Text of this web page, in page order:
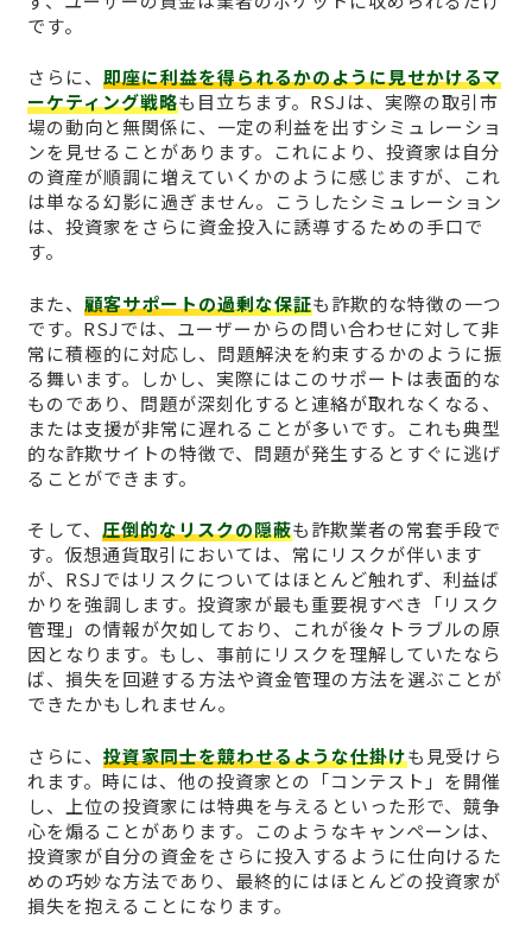
です。
さらに、 即座に利益を得られるかのように見せかけるマ
ーケティング戦略も目立ちます。RSJは、実際の取引市
場の動向と無関係に、一定の利益を出すシミュレーショ
ンを見せることがあります。これにより、投資家は自分
の資産が順調に増えていくかのように感じますが、これ
は単なる幻影に過ぎません。こうしたシミュレーション
は、投資家をさらに資金投入に誘導するための手口で
す。
また、 顧客サポートの過剰な保証も詐欺的な特徴の一つ
です。RSJでは、ユーザーからの問い合わせに対して非
常に積極的に対応し、問題解決を約束するかのように振
る舞います。しかし、実際にはこのサポートは表面的な
ものであり、問題が深刻化すると連絡が取れなくなる、
または支援が非常に遅れることが多いです。これも典型
的な詐欺サイトの特徴で、問題が発生するとすぐに逃げ
ることができます。
そして、 圧倒的なリスクの隠蔽も詐欺業者の常套手段で
す。仮想通貨取引においては、常にリスクが伴います
が、RSJではリスクについてはほとんど触れず、利益ば
かりを強調します。投資家が最も重要視すべき「リスク
管理」の情報が欠如しており、これが後々トラブルの原
因となります。もし、事前にリスクを理解していたなら
ば、損失を回避する方法や資金管理の方法を選ぶことが
できたかもしれません。
さらに、 投資家同士を競わせるような仕掛けも見受けら
れます。時には、他の投資家との「コンテスト」を開催
し、上位の投資家には特典を与えるといった形で、競争
心を煽ることがあります。このようなキャンペーンは、
投資家が自分の資金をさらに投入するように仕向けるた
めの巧妙な方法であり、最終的にはほとんどの投資家が
損失を抱えることになります。